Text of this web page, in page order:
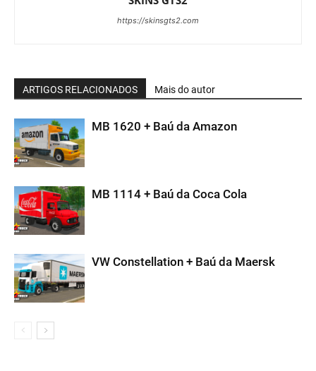
https://skinsgts2.com
ARTIGOS RELACIONADOS Mais do autor
MB 1620 + Baú da Amazon
MB 1114 + Baú da Coca Cola
VW Constellation + Baú da Maersk